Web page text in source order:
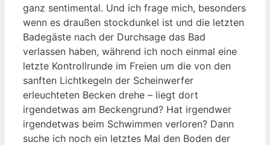
ganz sentimental. Und ich frage mich, besonders
wenn es draußen stockdunkel ist und die letzten
Badegäste nach der Durchsage das Bad
verlassen haben, während ich noch einmal eine
letzte Kontrollrunde im Freien um die von den
sanften Lichtkegeln der Scheinwerfer
erleuchteten Becken drehe – liegt dort
irgendetwas am Beckengrund? Hat irgendwer
irgendetwas beim Schwimmen verloren? Dann
suche ich noch ein letztes Mal den Boden der